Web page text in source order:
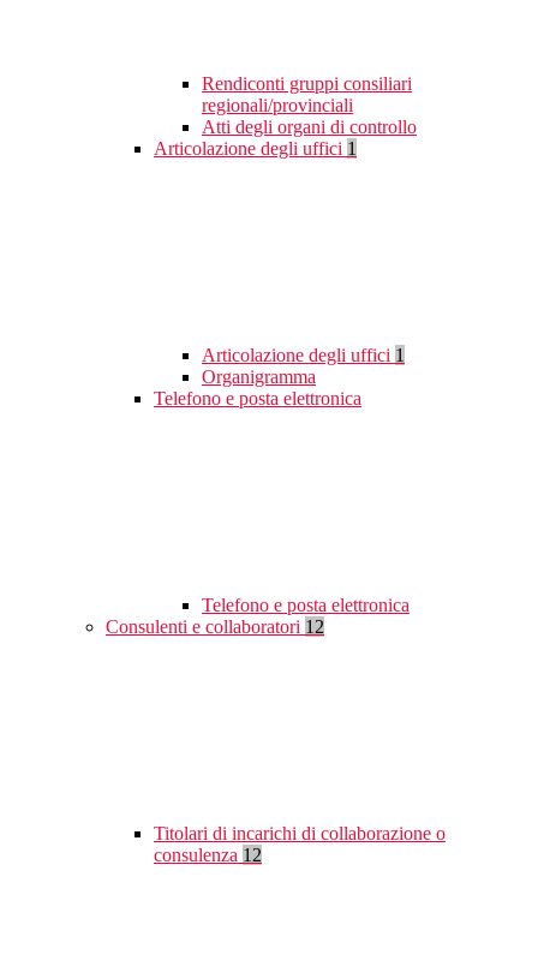
Rendiconti gruppi consiliari
regionali/provinciali
Atti degli organi di controllo
Articolazione degli uffici 1
Articolazione degli uffici 1
Organigramma
Telefono e posta elettronica
Telefono e posta elettronica
Consulenti e collaboratori 12
Titolari di incarichi di collaborazione o
consulenza 12